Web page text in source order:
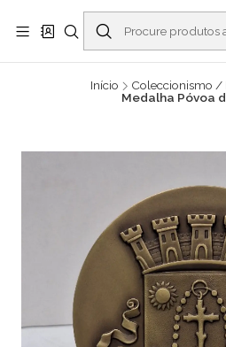
Buscantiguidades - Leilões.
Castelo -
Ler mais
Início
Coleccionismo /
Medalha Póvoa